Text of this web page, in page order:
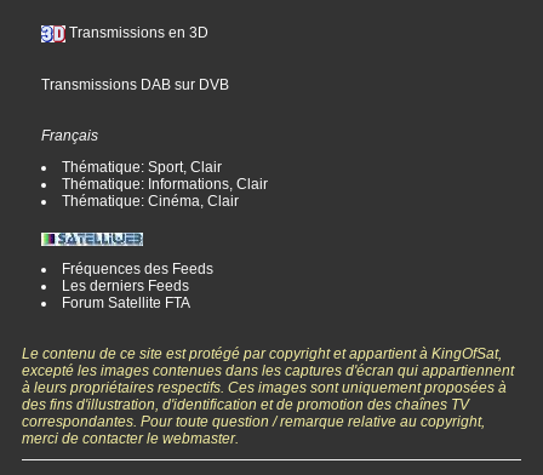
Transmissions en 3D
Transmissions DAB sur DVB
Français
Thématique: Sport, Clair
Thématique: Informations, Clair
Thématique: Cinéma, Clair
Fréquences des Feeds
Les derniers Feeds
Forum Satellite FTA
Le contenu de ce site est protégé par copyright et appartient à KingOfSat,
excepté les images contenues dans les captures d'écran qui appartiennent
à leurs propriétaires respectifs. Ces images sont uniquement proposées à
des fins d'illustration, d'identification et de promotion des chaînes TV
correspondantes. Pour toute question / remarque relative au copyright,
merci de contacter le webmaster.